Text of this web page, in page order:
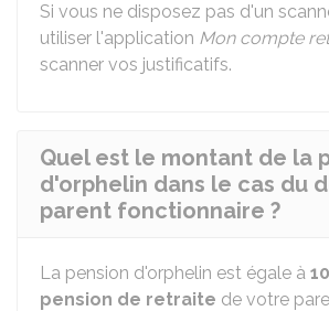
Si vous ne disposez pas d'un
utiliser l'application Mon compte
scanner vos justificatifs.
Quel est le montant de la
d'orphelin dans le cas du
parent fonctionnaire ?
La pension d'orphelin est égale à
pension de retraite de votre